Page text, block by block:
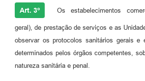
Art. 3º Os estabelecimentos
geral), de prestação de serviços e as
observar os protocolos sanitários gerais e
determinados pelos órgãos competentes,
natureza sanitária e penal.